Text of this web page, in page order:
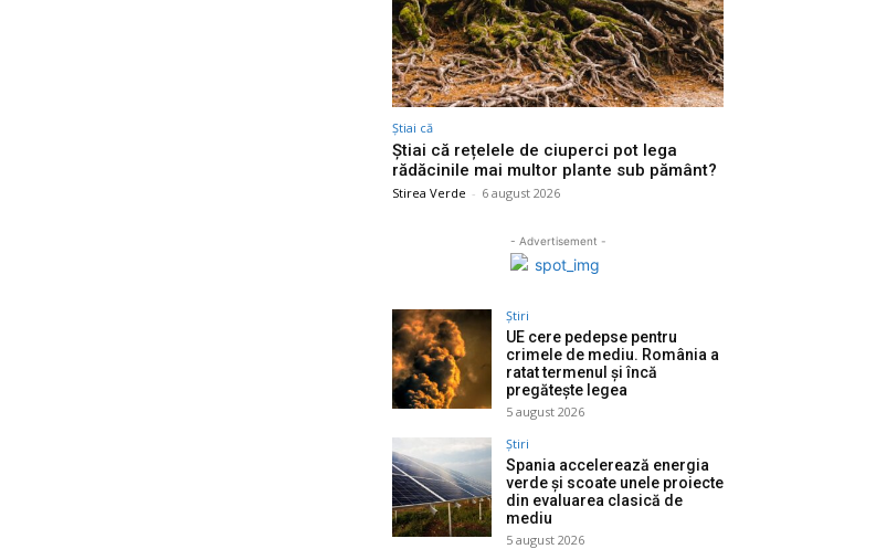
Știai că
Știai că rețelele de ciuperci pot lega
rădăcinile mai multor plante sub pământ?
Stirea Verde - 6 august 2026
- Advertisement -
Știri
UE cere pedepse pentru
crimele de mediu. România a
ratat termenul și încă
pregătește legea
5 august 2026
Știri
Spania accelerează energia
verde și scoate unele proiecte
din evaluarea clasică de
mediu
5 august 2026